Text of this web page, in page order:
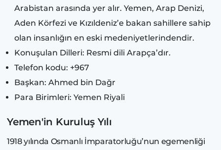
Arabistan arasında yer alır. Yemen, Arap Denizi,
Aden Körfezi ve Kızıldeniz’e bakan sahillere sahip
olan insanlığın en eski medeniyetlerindendir.
Konuşulan Dilleri: Resmi dili Arapça’dır.
Telefon kodu: +967
Başkan: Ahmed bin Dağr
Para Birimleri: Yemen Riyali
Yemen'in Kuruluş Yılı
1918 yılında Osmanlı İmparatorluğu’nun egemenliği